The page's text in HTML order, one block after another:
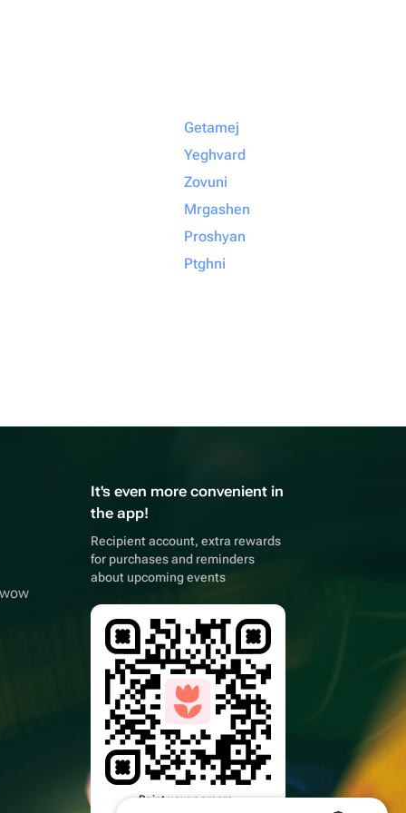
Getamej
Yeghvard
Zovuni
Mrgashen
Proshyan
Ptghni
It's even more convenient in
the app!
Recipient account, extra rewards
for purchases and reminders
about upcoming events
Point your camera,